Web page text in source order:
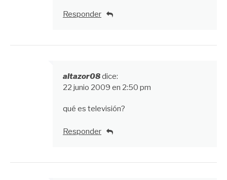
Responder
altazor08dice:
22 junio 2009 en 2:50 pm
qué es televisión?
Responder